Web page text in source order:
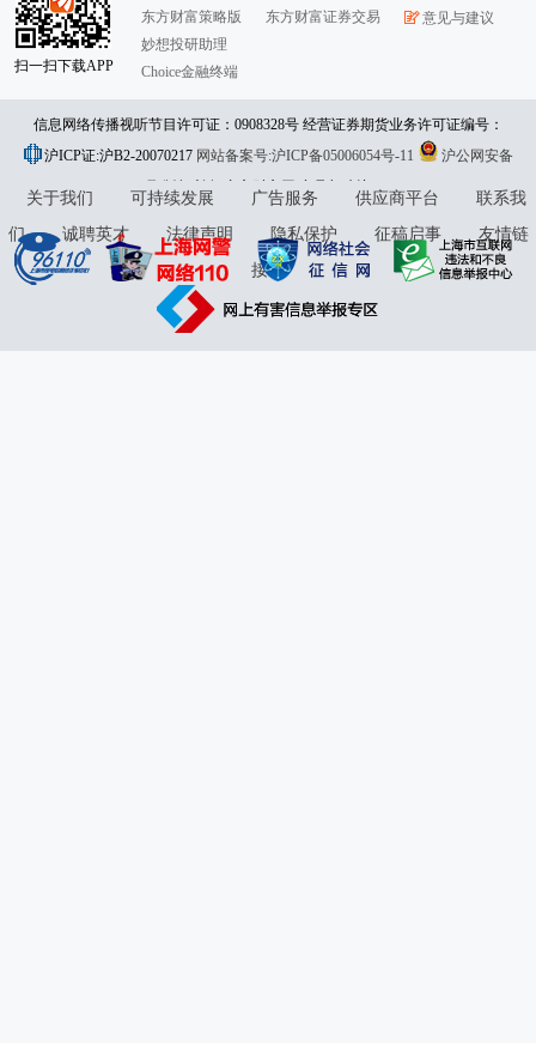
扫一扫下载APP
东方财富策略版
妙想投研助理
Choice金融终端
东方财富证券交易
意见与建议
信息网络传播视听节目许可证：0908328号 经营证券期货业务许可证编号：
913101046312860336 违法和不良信息举报:021-61278686 举报邮箱：
jubao@eastmoney.com
沪ICP证:沪B2-20070217 网站备案号:沪ICP备05006054号-11
沪公网安备
31010402000120号版权所有:东方财富网意见与建议:4000300059/952500
关于我们 可持续发展 广告服务 供应商平台
联系我
们
诚聘英才 法律声明 隐私保护 征稿启事
友情链
接